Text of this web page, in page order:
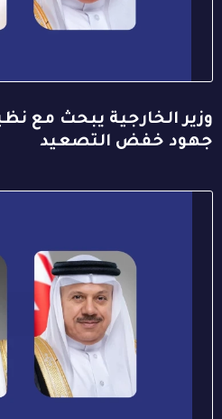
وزير الخارجية يبحث مع
جهود خفض التصعيد